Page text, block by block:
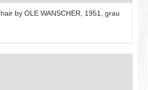
by OLE WANSCHER, 1951, grau